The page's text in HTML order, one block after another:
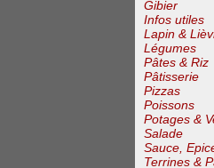
Gibier
Infos utiles
Lapin &
Légumes
Pâtes & Riz
Pâtisserie
Pizzas
Poissons
Potages &
Salade
Sauce,
Terrines &